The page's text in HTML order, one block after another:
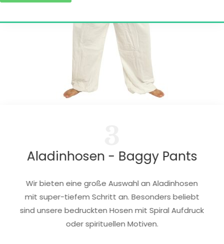
Aladinhosen - Baggy Pants
Wir bieten eine große Auswahl an Aladinhosen
mit super-tiefem Schritt an. Besonders beliebt
sind unsere bedruckten Hosen mit Spiral Aufdruck
oder spirituellen Motiven.